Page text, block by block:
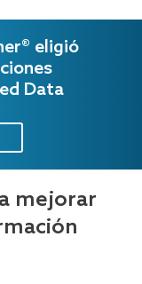
eligió
Data
mejorar